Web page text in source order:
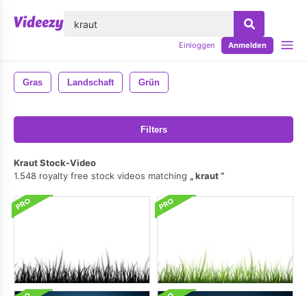
Einloggen Anmelden
Gras Landschaft Grün
Filters
Kraut Stock-Video
1.548 royalty free stock videos matching
kraut